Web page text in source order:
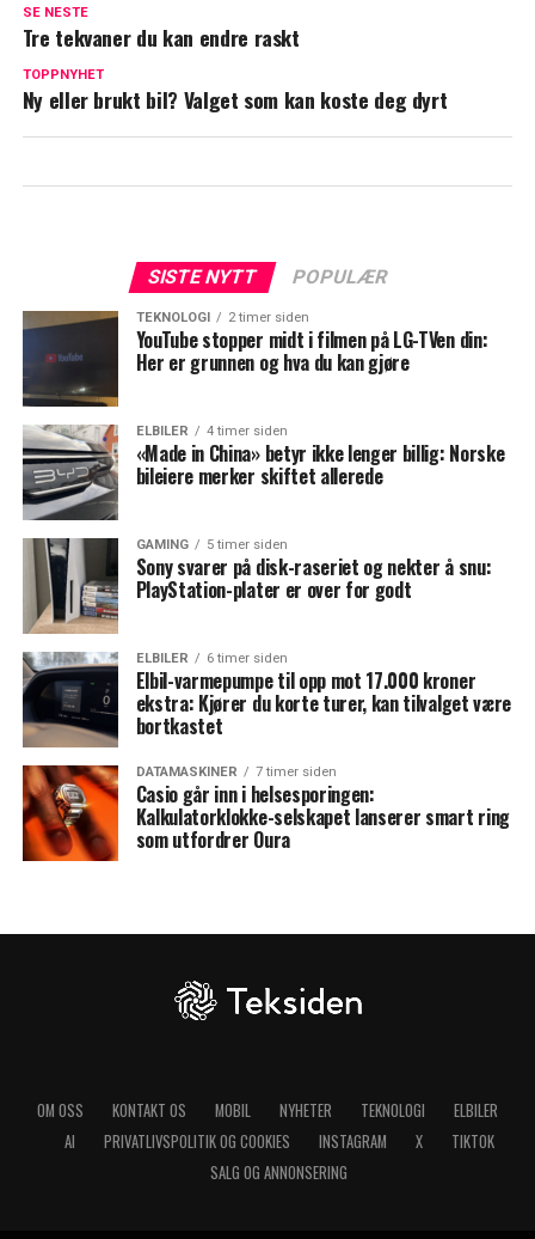
SE NESTE
Tre tekvaner du kan endre raskt
TOPPNYHET
Ny eller brukt bil? Valget som kan koste deg dyrt
SISTE NYTT POPULÆR
TEKNOLOGI 2 timer siden
YouTube stopper midt i filmen på LG-TVen din:
Her er grunnen og hva du kan gjøre
ELBILER 4 timer siden
«Made in China» betyr ikke lenger billig: Norske
bileiere merker skiftet allerede
GAMING 5 timer siden
Sony svarer på disk-raseriet og nekter å snu:
PlayStation-plater er over for godt
ELBILER 6 timer siden
Elbil-varmepumpe til opp mot 17.000 kroner
ekstra: Kjører du korte turer, kan tilvalget være
bortkastet
DATAMASKINER 7 timer siden
Casio går inn i helsesporingen:
Kalkulatorklokke-selskapet lanserer smart ring
som utfordrer Oura
OM OSS KONTAKT OS MOBIL NYHETER TEKNOLOGI
ELBILER
AI
PRIVATLIVSPOLITIK OG COOKIES INSTAGRAM X
TIKTOK
SALG OG ANNONSERING